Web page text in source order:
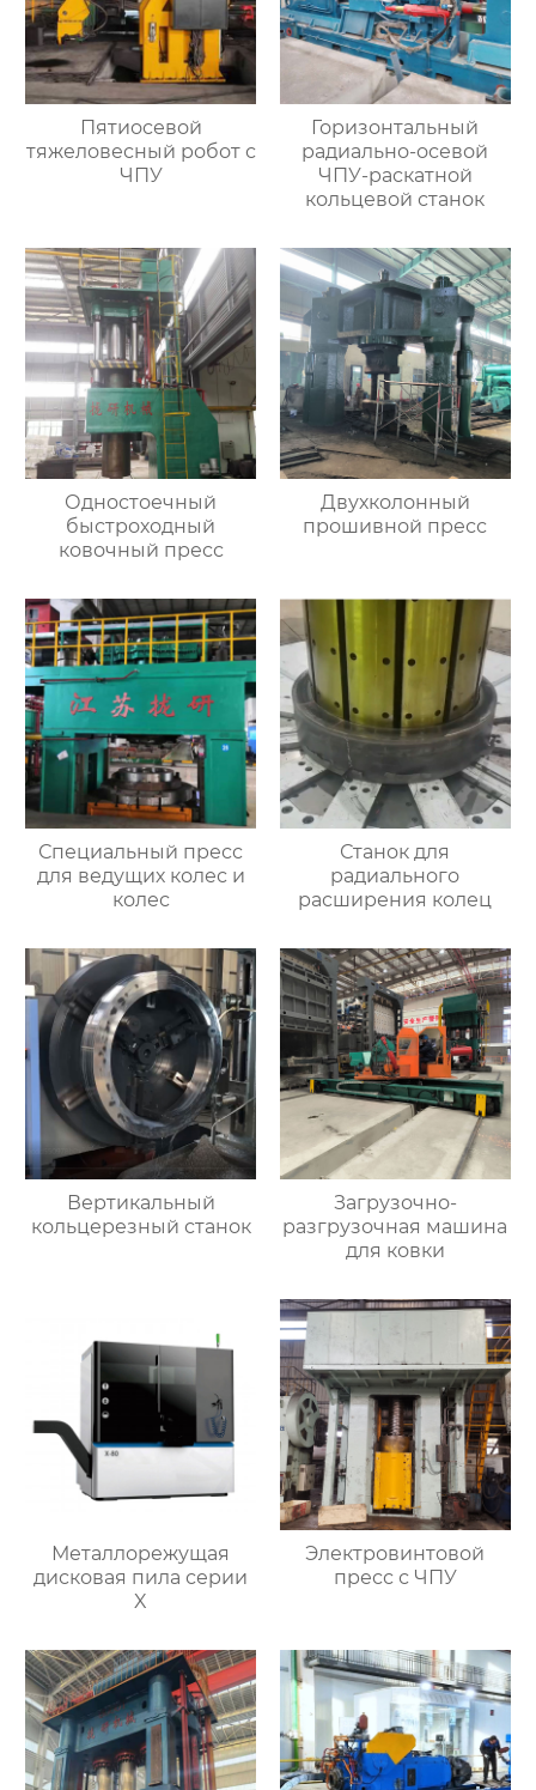
Пятиосевой
тяжеловесный робот с
ЧПУ
Горизонтальный
радиально-осевой
ЧПУ-раскатной
кольцевой станок
Одностоечный
быстроходный
ковочный пресс
Двухколонный
прошивной пресс
Специальный пресс
для ведущих колес и
колес
Станок для
радиального
расширения колец
Вертикальный
кольцерезный станок
Загрузочно-
разгрузочная машина
для ковки
Металлорежущая
дисковая пила серии
X
Электровинтовой
пресс с ЧПУ